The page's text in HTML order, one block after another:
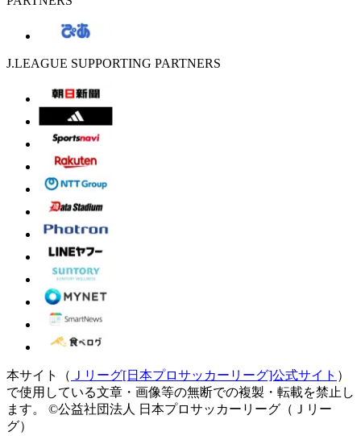
J.LEAGUE SUPPORTING PARTNERS
本サイト（ Ｊリーグ[日本プロサッカーリーグ]公式サイト ）
で使用している文章・画像等の無断での複製・転載を禁止し
ます。
©公益社団法人 日本プロサッカーリーグ（Ｊリー
グ）